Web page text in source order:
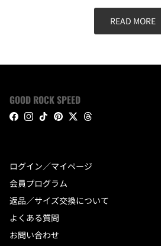
READ MORE
GOOD ROCK SPEED
Facebook
Instagram
TikTokPinterest
TwitterThreads
ログイン／マイページ
会員プログラム
返品／サイズ交換について
よくある質問
お問い合わせ